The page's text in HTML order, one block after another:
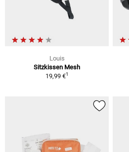
Louis
Sitzkissen Mesh
19,99 €1